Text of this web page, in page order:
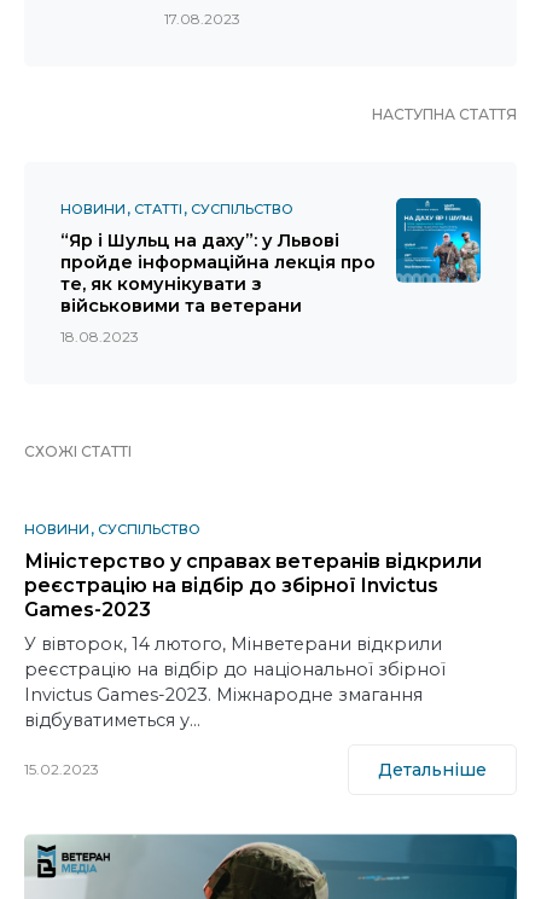
17.08.2023
НАСТУПНА СТАТТЯ
НОВИНИ СТАТТІ СУСПІЛЬСТВО
“Яр і Шульц на даху”: у Львові
пройде інформаційна лекція про
те, як комунікувати з
військовими та ветерани
18.08.2023
СХОЖІ СТАТТІ
НОВИНИ СУСПІЛЬСТВО
Міністерство у справах ветеранів відкрили
реєстрацію на відбір до збірної Invictus
Games-2023
У вівторок, 14 лютого, Мінветерани відкрили
реєстрацію на відбір до національної збірної
Invictus Games-2023. Міжнародне змагання
відбуватиметься у…
15.02.2023 Детальніше